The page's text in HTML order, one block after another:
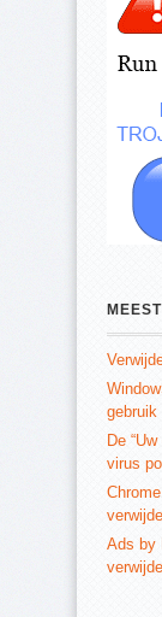
gebruik
De
virus
Ads by